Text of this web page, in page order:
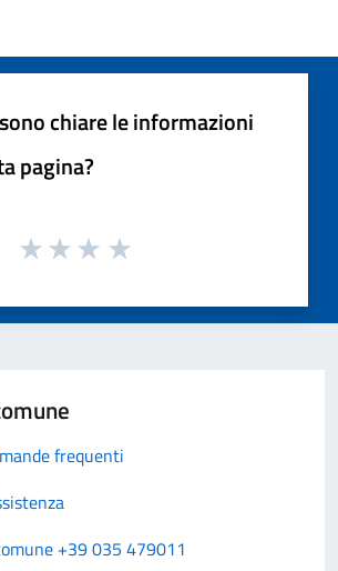
chiare le informazioni
pagina?
frequenti
+39 035 479011